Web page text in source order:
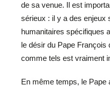
de sa venue. Il est
sérieux : il y a des enjeux
humanitaires spécifiques
le désir du Pape François
comme tels est vraiment
En même temps, le Pape